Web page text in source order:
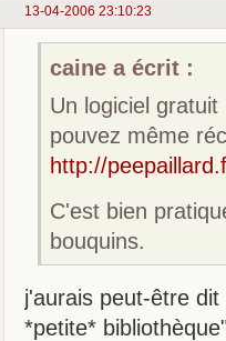
13-04-2006 23:10:23
caine a écrit :
Un logiciel
pouvez même
http://
C'est bien
bouquins.
j'aurais peut-être
*petite*